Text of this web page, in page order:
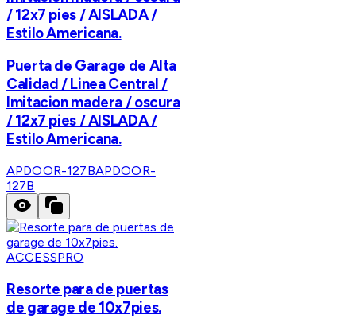
/ 12x7 pies / AISLADA /
Estilo Americana.
Puerta de Garage de Alta
Calidad / Linea Central /
Imitacion madera / oscura
/ 12x7 pies / AISLADA /
Estilo Americana.
APDOOR-127BAPDOOR-
127B
ACCESSPRO
Resorte para de puertas
de garage de 10x7pies.